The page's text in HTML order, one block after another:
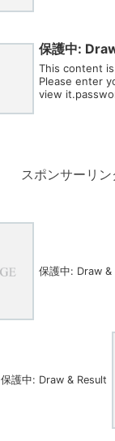
保護中:
This content
Please enter
view
スポンサーリン
保護中: Draw &
保護中: Draw & Result